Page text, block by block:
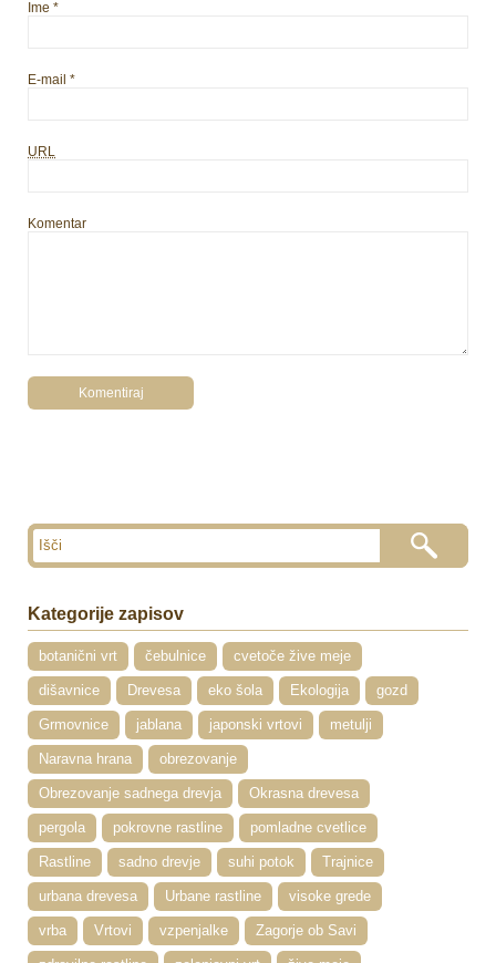
Ime *
E-mail *
URL
Komentar
Kategorije zapisov
botanični vrt čebulnice cvetoče žive meje
dišavnice Drevesa eko šola Ekologija gozd
Grmovnice jablana japonski vrtovi metulji
Naravna hrana obrezovanje
Obrezovanje sadnega drevja Okrasna drevesa
pergola pokrovne rastline pomladne cvetlice
Rastline sadno drevje suhi potok Trajnice
urbana drevesa Urbane rastline visoke grede
vrba Vrtovi vzpenjalke Zagorje ob Savi